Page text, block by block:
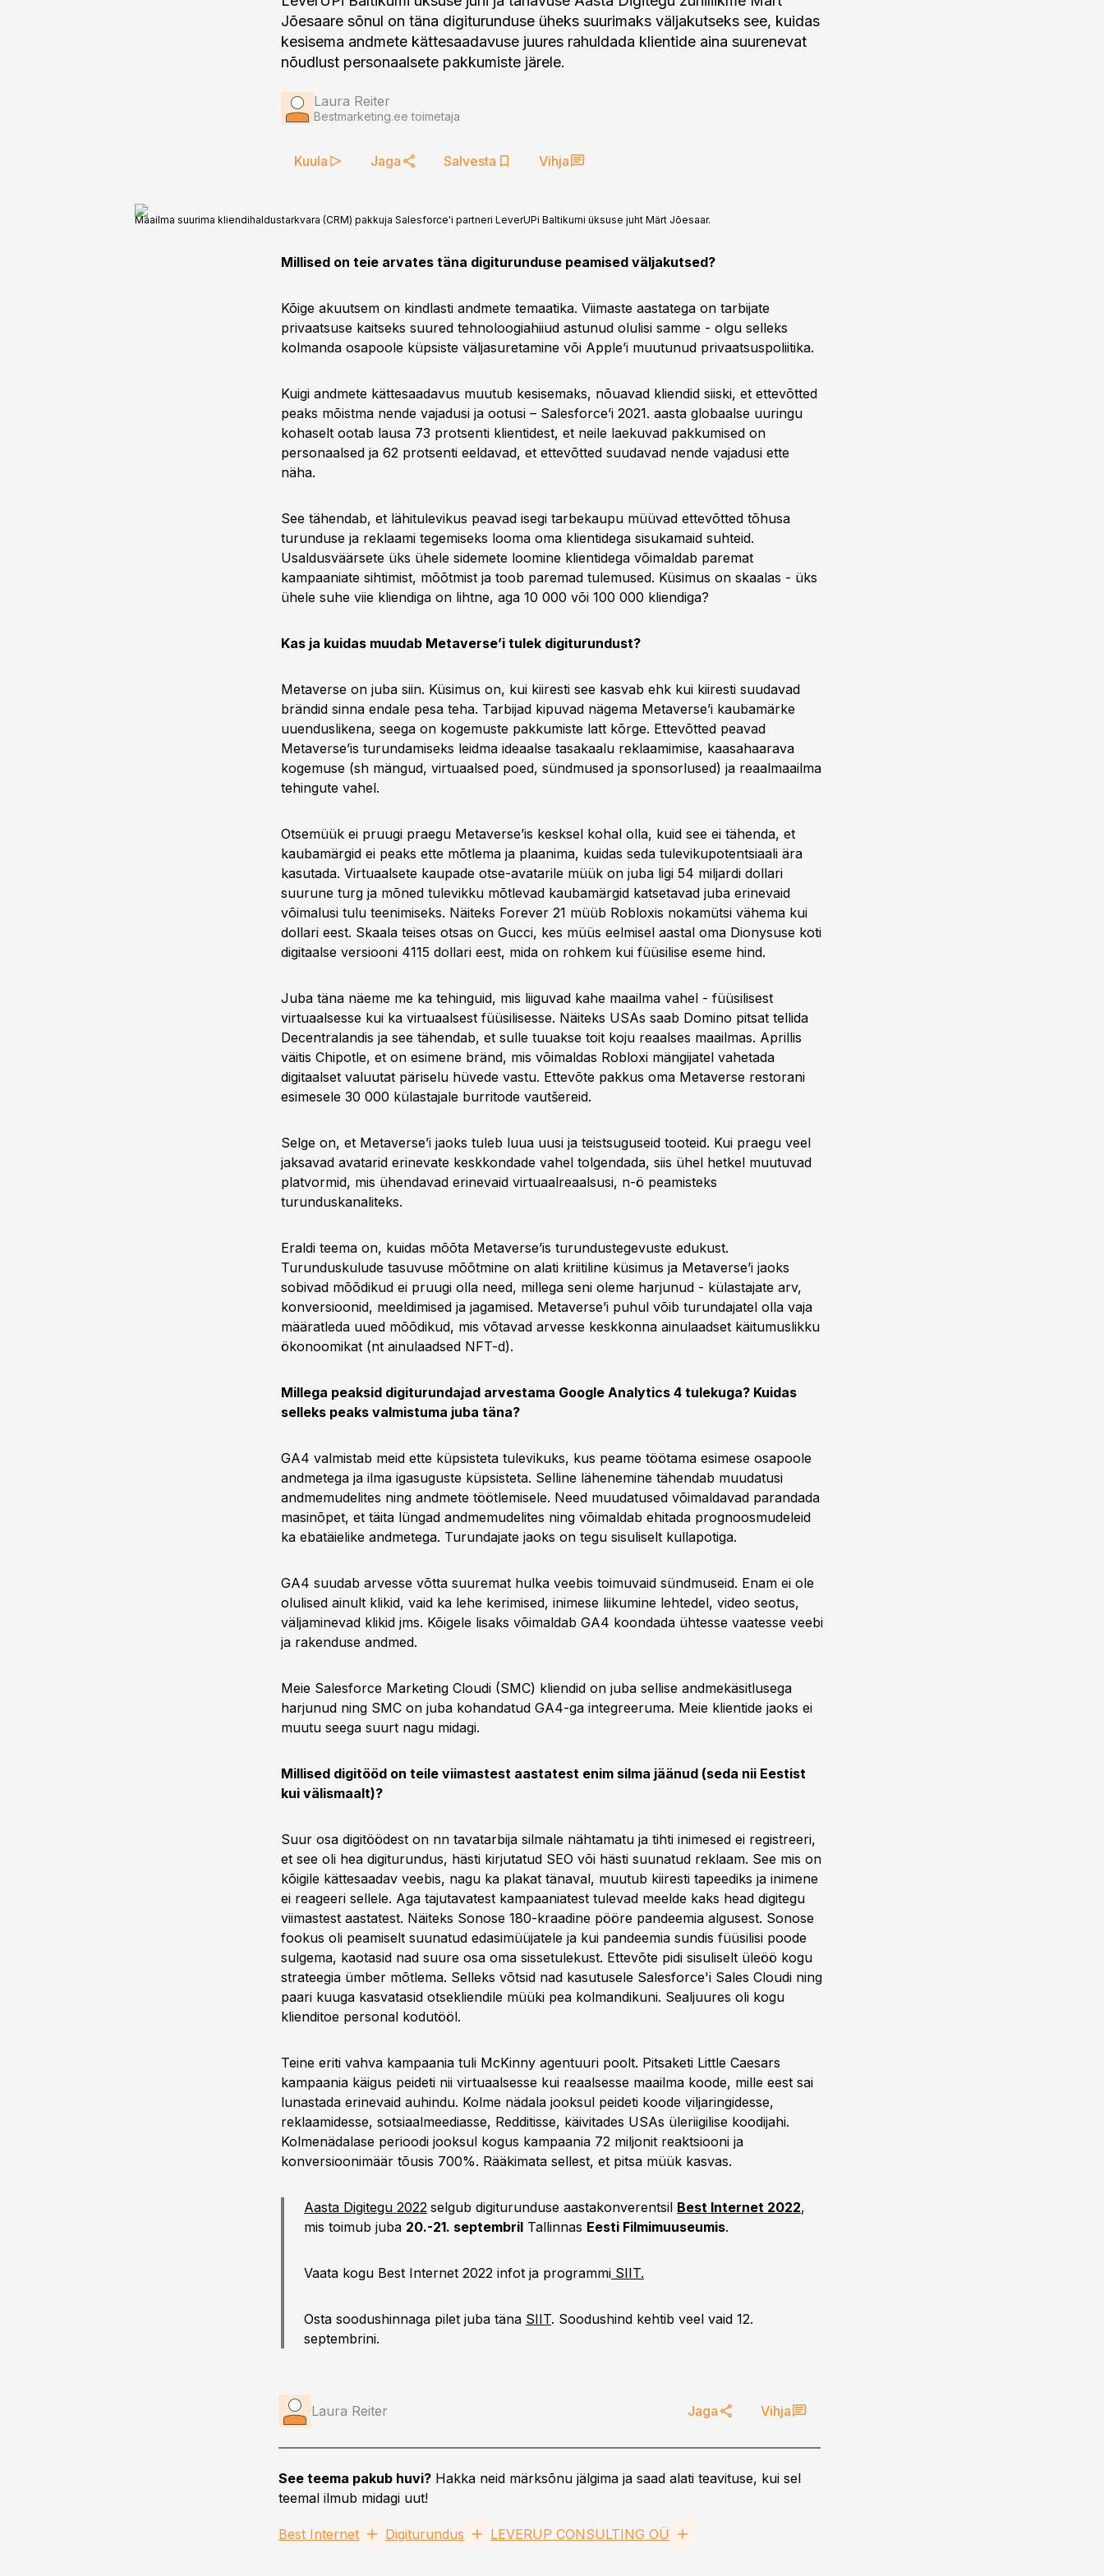
Jõesaare sõnul on täna digiturunduse üheks suurimaks väljakutseks see, kuidas
kesisema andmete kättesaadavuse juures rahuldada klientide aina suurenevat
nõudlust personaalsete pakkumiste järele.
Laura Reiter
Bestmarketing.ee toimetaja
Kuula Jaga Salvesta Vihja
Maailma suurima kliendihaldustarkvara (CRM) pakkuja Salesforce'i partneri LeverUPi Baltikumi üksuse juht Märt Jõesaar.
Millised on teie arvates täna digiturunduse peamised väljakutsed?
Kõige akuutsem on kindlasti andmete temaatika. Viimaste aastatega on tarbijate
privaatsuse kaitseks suured tehnoloogiahiiud astunud olulisi samme - olgu selleks
kolmanda osapoole küpsiste väljasuretamine või Apple’i muutunud privaatsuspoliitika.
Kuigi andmete kättesaadavus muutub kesisemaks, nõuavad kliendid siiski, et ettevõtted
peaks mõistma nende vajadusi ja ootusi – Salesforce’i 2021. aasta globaalse uuringu
kohaselt ootab lausa 73 protsenti klientidest, et neile laekuvad pakkumised on
personaalsed ja 62 protsenti eeldavad, et ettevõtted suudavad nende vajadusi ette
näha.
See tähendab, et lähitulevikus peavad isegi tarbekaupu müüvad ettevõtted tõhusa
turunduse ja reklaami tegemiseks looma oma klientidega sisukamaid suhteid.
Usaldusväärsete üks ühele sidemete loomine klientidega võimaldab paremat
kampaaniate sihtimist, mõõtmist ja toob paremad tulemused. Küsimus on skaalas - üks
ühele suhe viie kliendiga on lihtne, aga 10 000 või 100 000 kliendiga?
Kas ja kuidas muudab Metaverse’i tulek digiturundust?
Metaverse on juba siin. Küsimus on, kui kiiresti see kasvab ehk kui kiiresti suudavad
brändid sinna endale pesa teha. Tarbijad kipuvad nägema Metaverse’i kaubamärke
uuenduslikena, seega on kogemuste pakkumiste latt kõrge. Ettevõtted peavad
Metaverse’is turundamiseks leidma ideaalse tasakaalu reklaamimise, kaasahaarava
kogemuse (sh mängud, virtuaalsed poed, sündmused ja sponsorlused) ja reaalmaailma
tehingute vahel.
Otsemüük ei pruugi praegu Metaverse’is kesksel kohal olla, kuid see ei tähenda, et
kaubamärgid ei peaks ette mõtlema ja plaanima, kuidas seda tulevikupotentsiaali ära
kasutada. Virtuaalsete kaupade otse-avatarile müük on juba ligi 54 miljardi dollari
suurune turg ja mõned tulevikku mõtlevad kaubamärgid katsetavad juba erinevaid
võimalusi tulu teenimiseks. Näiteks Forever 21 müüb Robloxis nokamütsi vähema kui
dollari eest. Skaala teises otsas on Gucci, kes müüs eelmisel aastal oma Dionysuse koti
digitaalse versiooni 4115 dollari eest, mida on rohkem kui füüsilise eseme hind.
Juba täna näeme me ka tehinguid, mis liiguvad kahe maailma vahel - füüsilisest
virtuaalsesse kui ka virtuaalsest füüsilisesse. Näiteks USAs saab Domino pitsat tellida
Decentralandis ja see tähendab, et sulle tuuakse toit koju reaalses maailmas. Aprillis
väitis Chipotle, et on esimene bränd, mis võimaldas Robloxi mängijatel vahetada
digitaalset valuutat päriselu hüvede vastu. Ettevõte pakkus oma Metaverse restorani
esimesele 30 000 külastajale burritode vautšereid.
Selge on, et Metaverse’i jaoks tuleb luua uusi ja teistsuguseid tooteid. Kui praegu veel
jaksavad avatarid erinevate keskkondade vahel tolgendada, siis ühel hetkel muutuvad
platvormid, mis ühendavad erinevaid virtuaalreaalsusi, n-ö peamisteks
turunduskanaliteks.
Eraldi teema on, kuidas mõõta Metaverse’is turundustegevuste edukust.
Turunduskulude tasuvuse mõõtmine on alati kriitiline küsimus ja Metaverse’i jaoks
sobivad mõõdikud ei pruugi olla need, millega seni oleme harjunud - külastajate arv,
konversioonid, meeldimised ja jagamised. Metaverse’i puhul võib turundajatel olla vaja
määratleda uued mõõdikud, mis võtavad arvesse keskkonna ainulaadset käitumuslikku
ökonoomikat (nt ainulaadsed NFT-d).
Millega peaksid digiturundajad arvestama Google Analytics 4 tulekuga? Kuidas
selleks peaks valmistuma juba täna?
GA4 valmistab meid ette küpsisteta tulevikuks, kus peame töötama esimese osapoole
andmetega ja ilma igasuguste küpsisteta. Selline lähenemine tähendab muudatusi
andmemudelites ning andmete töötlemisele. Need muudatused võimaldavad parandada
masinõpet, et täita lüngad andmemudelites ning võimaldab ehitada prognoosmudeleid
ka ebatäielike andmetega. Turundajate jaoks on tegu sisuliselt kullapotiga.
GA4 suudab arvesse võtta suuremat hulka veebis toimuvaid sündmuseid. Enam ei ole
olulised ainult klikid, vaid ka lehe kerimised, inimese liikumine lehtedel, video seotus,
väljaminevad klikid jms. Kõigele lisaks võimaldab GA4 koondada ühtesse vaatesse veebi
ja rakenduse andmed.
Meie Salesforce Marketing Cloudi (SMC) kliendid on juba sellise andmekäsitlusega
harjunud ning SMC on juba kohandatud GA4-ga integreeruma. Meie klientide jaoks ei
muutu seega suurt nagu midagi.
Millised digitööd on teile viimastest aastatest enim silma jäänud (seda nii Eestist
kui välismaalt)?
Suur osa digitöödest on nn tavatarbija silmale nähtamatu ja tihti inimesed ei registreeri,
et see oli hea digiturundus, hästi kirjutatud SEO või hästi suunatud reklaam. See mis on
kõigile kättesaadav veebis, nagu ka plakat tänaval, muutub kiiresti tapeediks ja inimene
ei reageeri sellele. Aga tajutavatest kampaaniatest tulevad meelde kaks head digitegu
viimastest aastatest. Näiteks Sonose 180-kraadine pööre pandeemia algusest. Sonose
fookus oli peamiselt suunatud edasimüüjatele ja kui pandeemia sundis füüsilisi poode
sulgema, kaotasid nad suure osa oma sissetulekust. Ettevõte pidi sisuliselt üleöö kogu
strateegia ümber mõtlema. Selleks võtsid nad kasutusele Salesforce'i Sales Cloudi ning
paari kuuga kasvatasid otsekliendile müüki pea kolmandikuni. Sealjuures oli kogu
klienditoe personal kodutööl.
Teine eriti vahva kampaania tuli McKinny agentuuri poolt. Pitsaketi Little Caesars
kampaania käigus peideti nii virtuaalsesse kui reaalsesse maailma koode, mille eest sai
lunastada erinevaid auhindu. Kolme nädala jooksul peideti koode viljaringidesse,
reklaamidesse, sotsiaalmeediasse, Redditisse, käivitades USAs üleriigilise koodijahi.
Kolmenädalase perioodi jooksul kogus kampaania 72 miljonit reaktsiooni ja
konversioonimäär tõusis 700%. Rääkimata sellest, et pitsa müük kasvas.
Aasta Digitegu 2022 selgub digiturunduse aastakonverentsil Best Internet 2022,
mis toimub juba 20.-21. septembril Tallinnas Eesti Filmimuuseumis.
Vaata kogu Best Internet 2022 infot ja programmi SIIT.
Osta soodushinnaga pilet juba täna SIIT. Soodushind kehtib veel vaid 12.
septembrini.
Laura Reiter Jaga Vihja
See teema pakub huvi? Hakka neid märksõnu jälgima ja saad alati teavituse, kui sel
teemal ilmub midagi uut!
Best Internet Digiturundus LEVERUP CONSULTING OÜ